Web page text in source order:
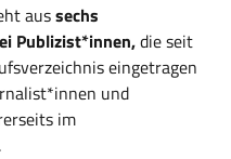
aussechs
Publizist*innen,die seit
eingetragen
und
im